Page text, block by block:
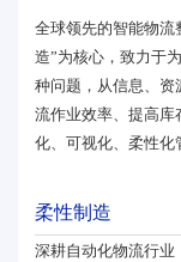
全球领先的智能物
造”为核心，致力于
种问题，从信息、
流作业效率、提高
化、可视化、柔性
柔性制造
深耕自动化物流行业